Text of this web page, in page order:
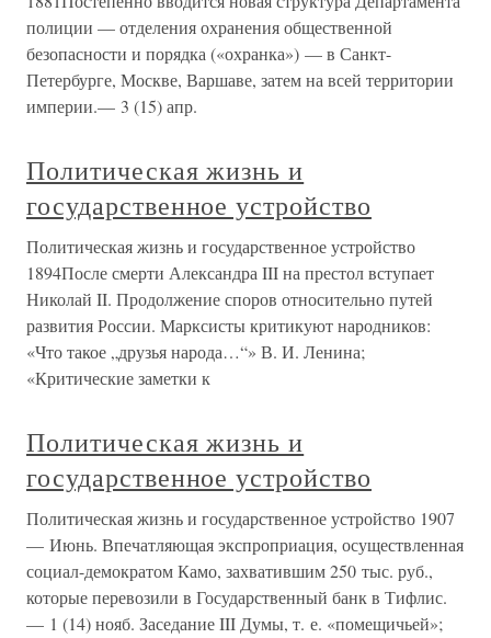
полиции — отделения охранения общественной
безопасности и порядка («охранка») — в Санкт-
Петербурге, Москве, Варшаве, затем на всей территории
империи.— 3 (15) апр.
Политическая жизнь и
государственное устройство
Политическая жизнь и государственное устройство
1894После смерти Александра III на престол вступает
Николай II. Продолжение споров относительно путей
развития России. Марксисты критикуют народников:
«Что такое „друзья народа…“» В. И. Ленина;
«Критические заметки к
Политическая жизнь и
государственное устройство
Политическая жизнь и государственное устройство 1907
— Июнь. Впечатляющая экспроприация, осуществленная
социал-демократом Камо, захватившим 250 тыс. руб.,
которые перевозили в Государственный банк в Тифлис.
— 1 (14) нояб. Заседание III Думы, т. е. «помещичьей»;